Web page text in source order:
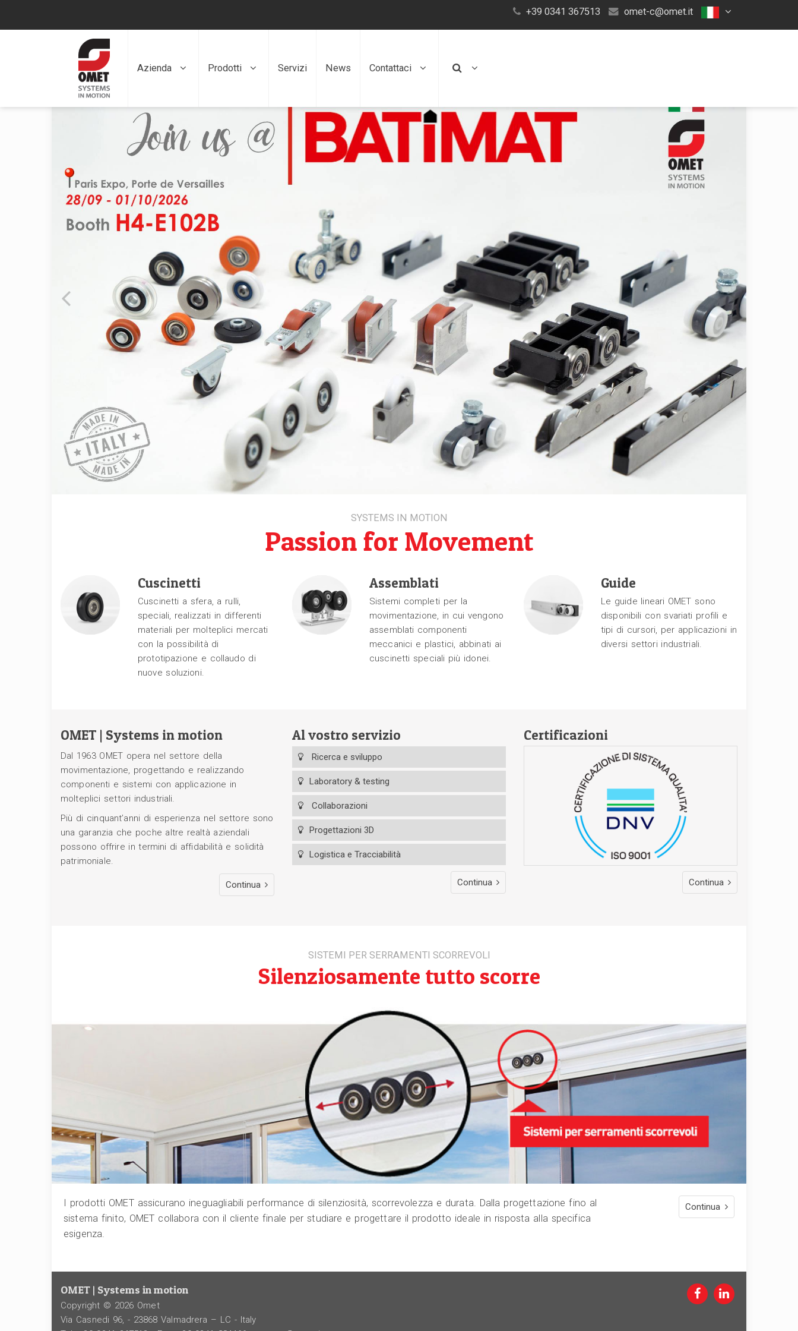
+39 0341 367513 omet-c@omet.it
Azienda Prodotti Servizi News Contattaci
SYSTEMS IN MOTION
Passion for Movement
Cuscinetti
Cuscinetti a sfera, a rulli,
speciali, realizzati in differenti
materiali per molteplici mercati
con la possibilità di
prototipazione e collaudo di
nuove soluzioni.
Assemblati
Sistemi completi per la
movimentazione, in cui vengono
assemblati componenti
meccanici e plastici, abbinati ai
cuscinetti speciali più idonei.
Guide
Le guide lineari OMET sono
disponibili con svariati profili e
tipi di cursori, per applicazioni in
diversi settori industriali.
OMET | Systems in motion
Dal 1963 OMET opera nel settore della
movimentazione, progettando e realizzando
componenti e sistemi con applicazione in
molteplici settori industriali.
Più di cinquant’anni di esperienza nel settore sono
una garanzia che poche altre realtà aziendali
possono offrire in termini di affidabilità e solidità
patrimoniale.
Continua
Al vostro servizio
Ricerca e sviluppo
Laboratory & testing
Collaborazioni
Progettazioni 3D
Logistica e Tracciabilità
Continua
Certificazioni
Continua
SISTEMI PER SERRAMENTI SCORREVOLI
Silenziosamente tutto scorre
I prodotti OMET assicurano ineguagliabili performance di silenziosità, scorrevolezza e durata. Dalla progettazione fino al
sistema finito, OMET collabora con il cliente finale per studiare e progettare il prodotto ideale in risposta alla specifica
esigenza.
Continua
OMET | Systems in motion
Copyright © 2026 Omet
Via Casnedi 96, - 23868 Valmadrera – LC - Italy